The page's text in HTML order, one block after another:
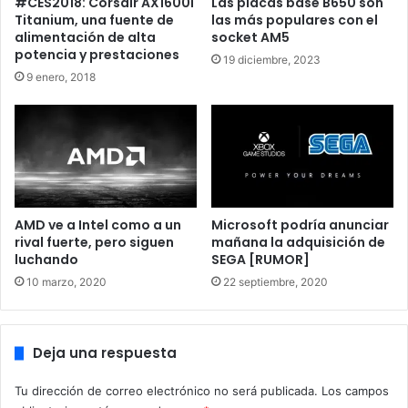
De momento Gigabyte ha registrado configuraciones
AORUS Master, Gaming OC y modelos más sencillos
basados en estas gráficas. No hay constancia de más
modelos de tarjetas gráficas. Imaginamos que no solo se
presentaran estos dos modelos, sino que se mostraran
más soluciones.
Muy posiblemente las AMD RX 6800 XT y RX 6800 se
lancen al mercado el próximo 5 de noviembre. Esto se
debe a que es la fecha de lanzamiento de los nuevos
procesadores AMD Ryzen 5000. Posiblemente la
compañía querrá repetir anteriores lanzamientos exitosos
de sus dos principales líneas de productos.
Solo emplazaros a las 17:00 en nuestra cuenta de Twitter
donde seguiremos la presentación de las gráficas de AMD.
Titanium, una fuente de
alimentación de alta
potencia y prestaciones
9 enero, 2018
las más populares con el
socket AM5
19 diciembre, 2023
AMD ve a Intel como a un
rival fuerte, pero siguen
luchando
10 marzo, 2020
Microsoft podría anunciar
mañana la adquisición de
SEGA [RUMOR]
22 septiembre, 2020
Deja una respuesta
Tu dirección de correo electrónico no será publicada. Los campos